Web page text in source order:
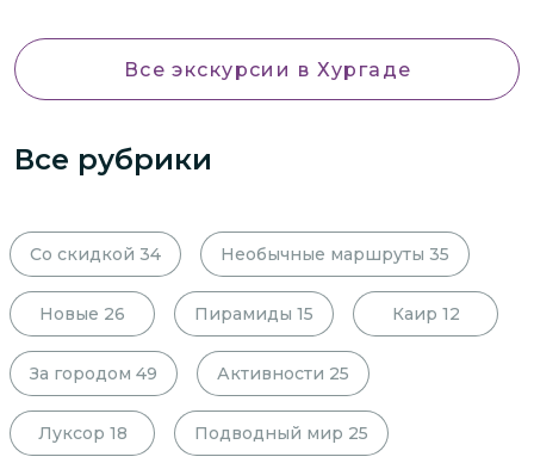
Все экскурсии в Хургаде
Все рубрики
Со скидкой 34 Необычные маршруты 35
Новые 26 Пирамиды 15 Каир 12
За городом 49 Активности 25
Луксор 18 Подводный мир 25